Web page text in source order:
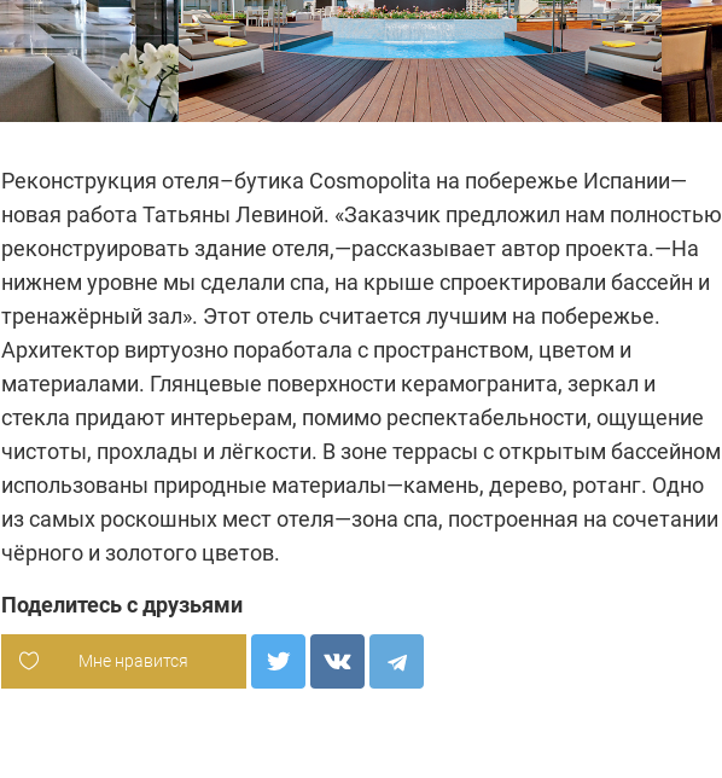
Реконструкция отеля–бутика Cosmopolita на побережье Испании—
новая работа Татьяны Левиной. «Заказчик предложил нам полностью
реконструировать здание отеля,—рассказывает автор проекта.—На
нижнем уровне мы сделали спа, на крыше спроектировали бассейн и
тренажёрный зал». Этот отель считается лучшим на побережье.
Архитектор виртуозно поработала с пространством, цветом и
материалами. Глянцевые поверхности керамогранита, зеркал и
стекла придают интерьерам, помимо респектабельности, ощущение
чистоты, прохлады и лёгкости. В зоне террасы с открытым бассейном
исполь­зованы природные материалы—камень, дерево, ротанг. Одно
из самых роскошных мест отеля—зона спа, построенная на сочетании
чёрного и золотого цветов.
Поделитесь с друзьями
Мне нравится